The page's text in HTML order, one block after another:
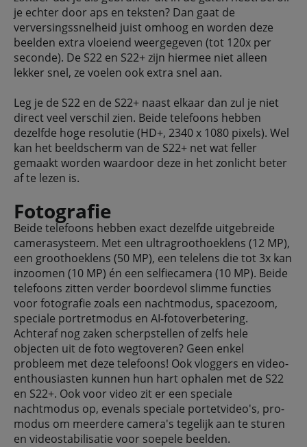
je echter door aps en teksten? Dan gaat de
verversingssnelheid juist omhoog en worden deze
beelden extra vloeiend weergegeven (tot 120x per
seconde). De S22 en S22+ zijn hiermee niet alleen
lekker snel, ze voelen ook extra snel aan.
Leg je de S22 en de S22+ naast elkaar dan zul je niet
direct veel verschil zien. Beide telefoons hebben
dezelfde hoge resolutie (HD+, 2340 x 1080 pixels). Wel
kan het beeldscherm van de S22+ net wat feller
gemaakt worden waardoor deze in het zonlicht beter
af te lezen is.
Fotografie
Beide telefoons hebben exact dezelfde uitgebreide
camerasysteem. Met een ultragroothoeklens (12 MP),
een groothoeklens (50 MP), een telelens die tot 3x kan
inzoomen (10 MP) én een selfiecamera (10 MP). Beide
telefoons zitten verder boordevol slimme functies
voor fotografie zoals een nachtmodus, spacezoom,
speciale portretmodus en AI-fotoverbetering.
Achteraf nog zaken scherpstellen of zelfs hele
objecten uit de foto wegtoveren? Geen enkel
probleem met deze telefoons! Ook vloggers en video-
enthousiasten kunnen hun hart ophalen met de S22
en S22+. Ook voor video zit er een speciale
nachtmodus op, evenals speciale portetvideo's, pro-
modus om meerdere camera's tegelijk aan te sturen
en videostabilisatie voor soepele beelden.